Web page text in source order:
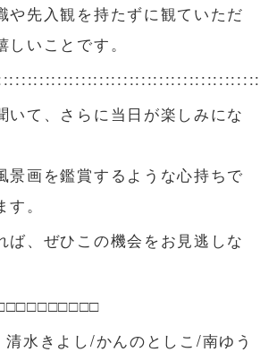
や先入観を持たずに観ていただ
いことです。
いて、さらに当日が楽しみにな
景画を鑑賞するような心持ちで
。
ば、ぜひこの機会をお見逃しな
きよし/かんのとしこ/南ゆう